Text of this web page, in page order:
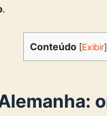
.
Conteúdo [Exibir]